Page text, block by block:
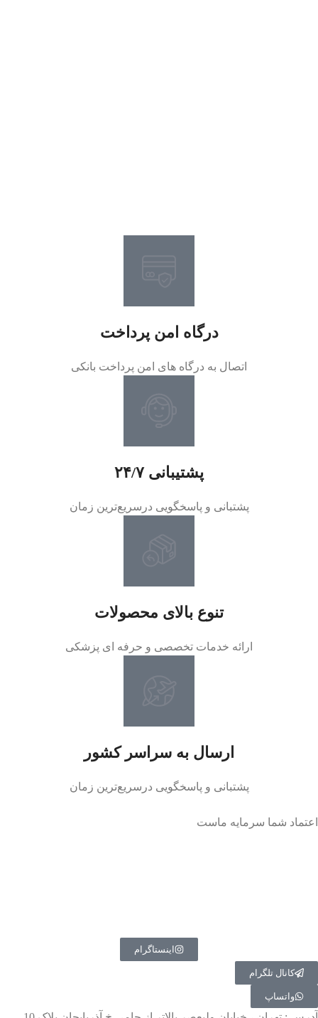
درگاه امن پرداخت
اتصال به درگاه های امن پرداخت بانکی
پشتیبانی ۲۴/۷
پشتبانی و پاسخگویی درسریع‌ترین زمان
تنوع بالای محصولات
ارائه خدمات تخصصی و حرفه ای پزشکی
ارسال به سراسر کشور
پشتبانی و پاسخگویی درسریع‌ترین زمان
اعتماد شما سرمایه ماست
اینستاگرام
کانال تلگرام
واتساپ